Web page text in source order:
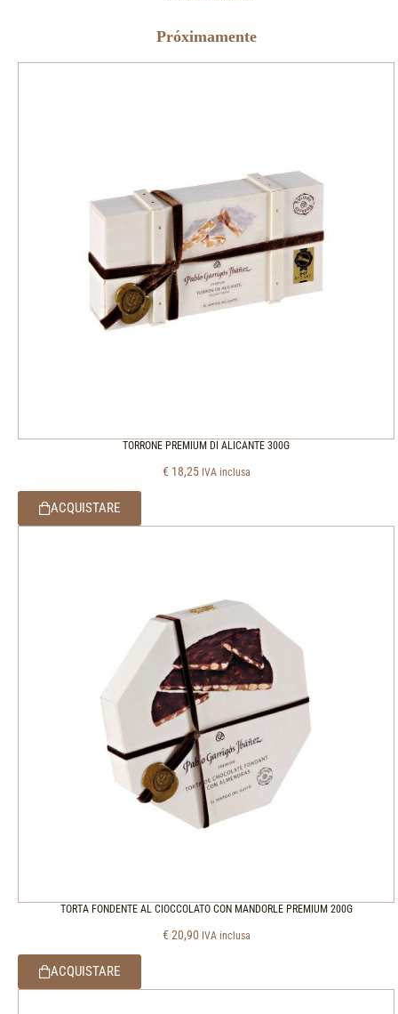
Próximamente
TORRONE PREMIUM DI ALICANTE 300G
€ 18,25 IVA inclusa
ACQUISTARE
TORTA FONDENTE AL CIOCCOLATO CON MANDORLE PREMIUM 200G
€ 20,90 IVA inclusa
ACQUISTARE